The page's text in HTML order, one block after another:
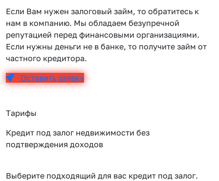
Если Вам нужен залоговый займ, то обратитесь к
нам в компанию. Мы обладаем безупречной
репутацией перед финансовыми организациями.
Если нужны деньги не в банке, то получите займ от
частного кредитора.
Оставить заявку
Тарифы
Кредит под залог недвижимости без
подтверждения доходов
Выберите подходящий для вас кредит под залог.